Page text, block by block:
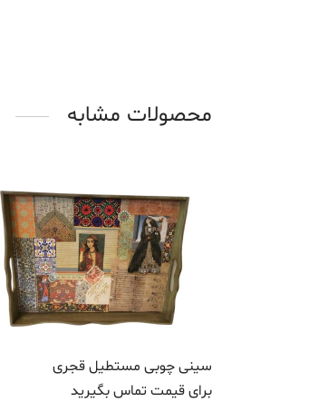
محصولات مشابه
سینی چوبی مستطیل قجری
برای قیمت تماس بگیرید